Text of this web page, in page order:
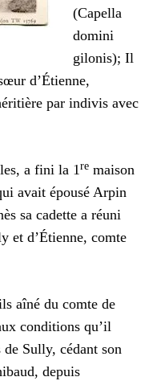
(Capella
domini
gilonis); Il
d’Étienne,
par indivis avec
a fini la 1re maison
avait épousé Arpin
sa cadette a réuni
et d’Étienne, comte
aîné du comte de
conditions qu’il
Sully, cédant son
depuis